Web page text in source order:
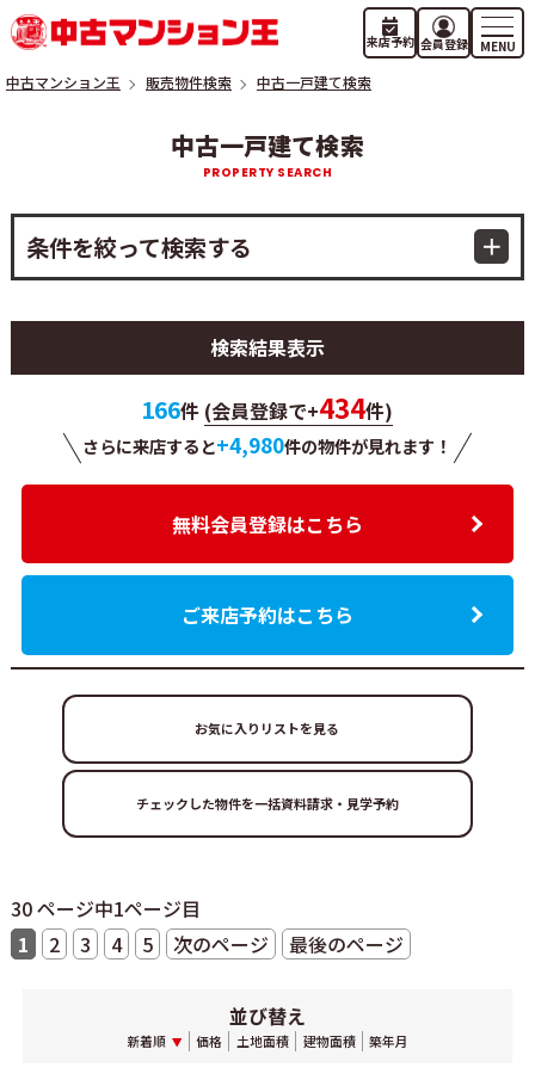
来店予約 会員登録
中古マンション王 販売物件検索 中古一戸建て検索
中古一戸建て検索
条件を絞って検索する
検索結果表示
166件 (会員登録で+434件)
さらに来店すると+4,980件の物件が見れます！
無料会員登録はこちら
ご来店予約はこちら
お気に入りリストを見る
30 ページ中1ページ目
1
2 3 4 5 次のページ 最後のページ
並び替え
新着順 価格 土地面積 建物面積 築年月